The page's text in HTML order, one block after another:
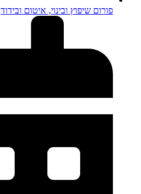
פורום שיפוץ ובינוי, איטום ובידוד